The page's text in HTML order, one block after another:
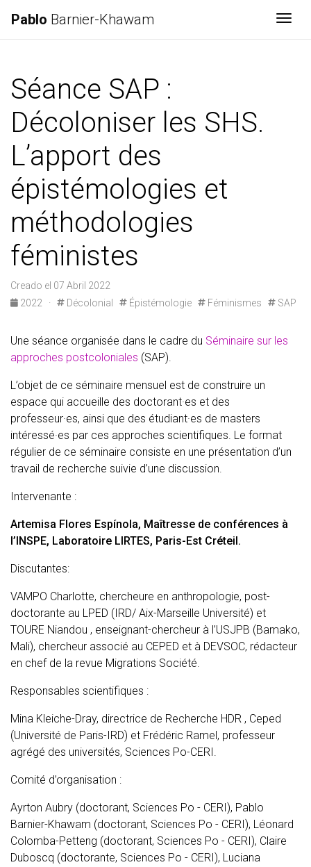
Pablo Barnier-Khawam
Séance SAP :
Décoloniser les SHS.
L’apport des
épistémologies et
méthodologies
féministes
Creado el 07 Abril 2022
2022
· Décolonial Épistémologie Féminismes SAP
Une séance organisée dans le cadre du Séminaire sur les
approches postcoloniales (SAP).
L’objet de ce séminaire mensuel est de construire un
espace qui accueille des doctorant·es et des
professeur·es, ainsi que des étudiant·es de masters
intéressé·es par ces approches scientifiques. Le format
régulier de ce séminaire consiste en une présentation d’un
travail de recherche suivie d’une discussion.
Intervenante :
Artemisa Flores Espínola, Maîtresse de conférences à
l’INSPE, Laboratoire LIRTES, Paris-Est Créteil.
Discutantes:
VAMPO Charlotte, chercheure en anthropologie, post-
doctorante au LPED (IRD/ Aix-Marseille Université) et
TOURE Niandou , enseignant-chercheur à l’USJPB (Bamako,
Mali), chercheur associé au CEPED et à DEVSOC, rédacteur
en chef de la revue Migrations Société.
Responsables scientifiques :
Mina Kleiche-Dray, directrice de Recherche HDR , Ceped
(Université de Paris-IRD) et Frédéric Ramel, professeur
agrégé des universités, Sciences Po-CERI.
Comité d’organisation :
Ayrton Aubry (doctorant, Sciences Po - CERI), Pablo
Barnier-Khawam (doctorant, Sciences Po - CERI), Léonard
Colomba-Petteng (doctorant, Sciences Po - CERI), Claire
Duboscq (doctorante, Sciences Po - CERI), Luciana